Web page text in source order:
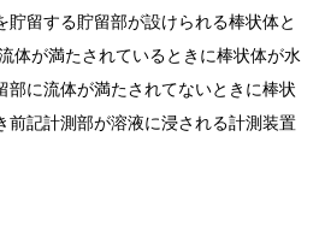
貯留する貯留部が設けられる棒状体と
体が満たされているときに棒状体が水
部に流体が満たされてないときに棒状
前記計測部が溶液に浸される計測装置